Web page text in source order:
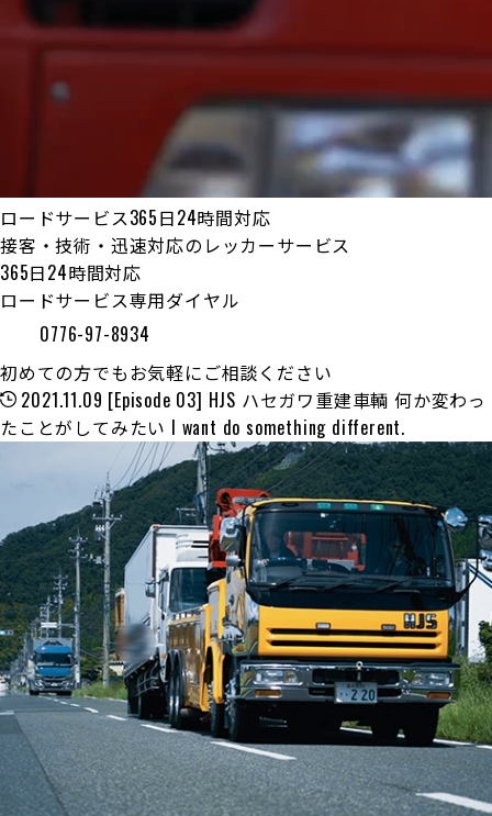
ロードサービス365日24時間対応
接客・技術・迅速対応のレッカーサービス
365日24時間対応
ロードサービス専用ダイヤル
0776-97-8934
初めての方でもお気軽にご相談ください
2021.11.09 [Episode 03] HJS ハセガワ重建車輌 何か変わっ
たことがしてみたい I want do something different.